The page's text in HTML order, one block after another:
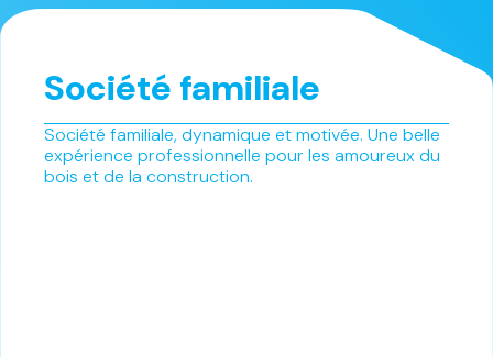
Société familiale
Société familiale, dynamique et motivée. Une belle
expérience professionnelle pour les amoureux du
bois et de la construction.